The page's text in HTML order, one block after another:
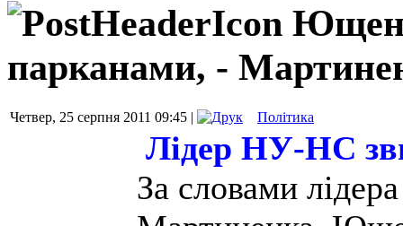
парканами, -
Четвер, 25 серпня 2011 09:45 | Політика
Лідер НУ-НС
За словами